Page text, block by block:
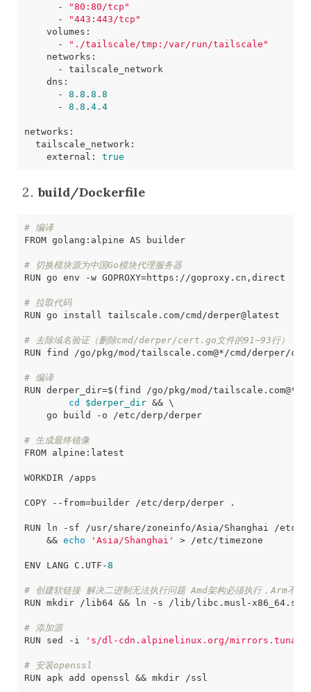
      -
"80:80/tcp"
      -
"443:443/tcp"
      -
"./tailscale/tmp:/var/run/tailscale"
      -
8.8 . 8.8
      -
8.8 . 4.4
    external:
true
build/Dockerfile
# 编译
FROM golang:alpine AS builder
# 切换模块源为中国Go模块代理服务器
RUN go env -w GOPROXY=
# 拉取代码
# 去除域名验证（删除cmd/derper/cert.go文件的91~93行）
RUN find /go/pkg/mod/tailscale.com@*/cmd/
# 编译
RUN derper_dir=$( find /go/pkg/mod/tailscale.com@*/
cd
$derper_dir &&
    go build -o /etc/derp/derper
# 生成最终镜像
COPY --from=
RUN ln -sf /usr/share/zoneinfo/Asia/Shanghai /etc/
&& echo 'Asia/Shanghai'
ENV LANG C.UTF-8
# 创建软链接 解决二进制无法执行问题 Amd架构必须执行，Arm不需
RUN mkdir /lib64 && ln -s /lib/libc.musl-x86_64.so.
# 添加源
RUN sed -i
's/dl-cdn.alpinelinux.org/
# 安装openssl
RUN apk add openssl &&